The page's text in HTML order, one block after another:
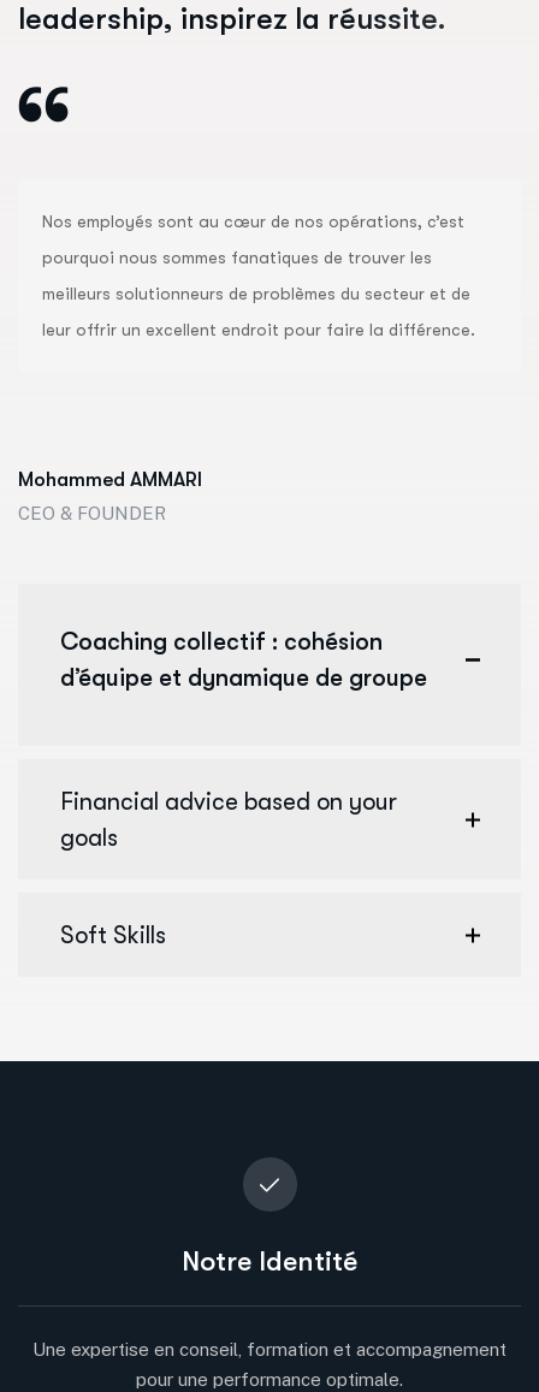
leadership, inspirez la réussite.
Nos employés sont au cœur de nos opérations, c’est
pourquoi nous sommes fanatiques de trouver les
meilleurs solutionneurs de problèmes du secteur et de
leur offrir un excellent endroit pour faire la différence.
Mohammed AMMARI
CEO & FOUNDER
Coaching collectif : cohésion
d’équipe et dynamique de groupe
Financial advice based on your
goals
Soft Skills
Notre Identité
Une expertise en conseil, formation et accompagnement
pour une performance optimale.